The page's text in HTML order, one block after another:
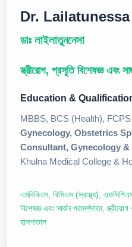
Dr. Lailatunessa
ডাঃ লাইলাতুননেসা
স্ত্রীরোগ, প্রসূতি বিশেষজ্ঞ এবং
Education &
MBBS, BCS (Health),
Gynecology, Obstetrics
Consultant, Gynecology
Khulna Medical College &
এমবিবিএস, বিসিএস (স্বাস্থ্য),
বিশেষজ্ঞ এবং সার্জন পরামর্শদাতা,
হাসপাতাল